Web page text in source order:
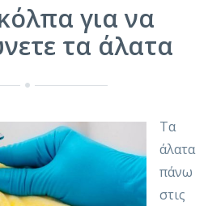
για να
τα άλατα
Τα
άλατα
πάνω
στις